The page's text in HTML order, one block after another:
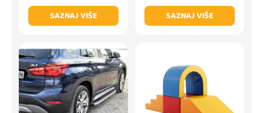
SAZNAJ VIŠE
SAZNAJ VIŠE